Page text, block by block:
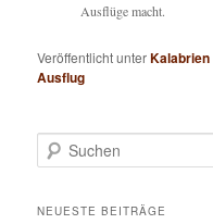
Ausflüge macht.
Veröffentlicht unterKalabrien
Ausflug
u
h
NEUESTE BEITRÄGE